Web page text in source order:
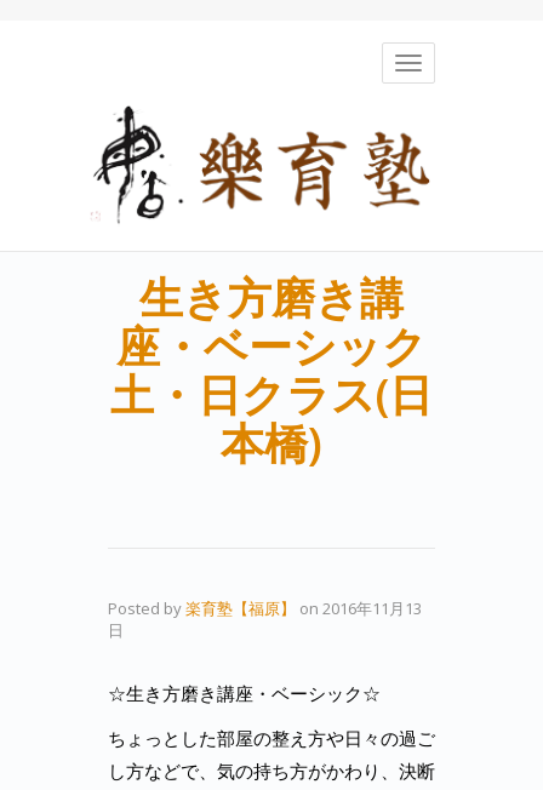
Toggle
navigation
生き方磨き講
座・ベーシック
土・日クラス(日
本橋)
Posted by楽育塾【福原】 on 2016年11月13
日
☆生き方磨き講座・ベーシック☆
ちょっとした部屋の整え方や日々の過ご
し方などで、気の持ち方がかわり、決断